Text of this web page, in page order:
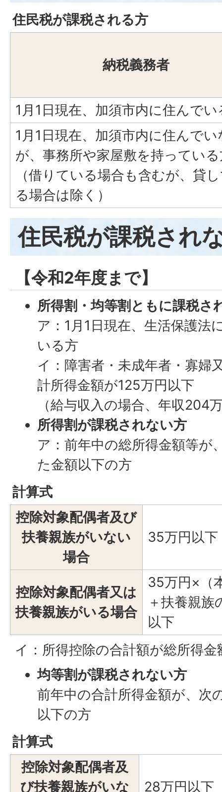
住民税が課税される方
納税義務者
1月1日現在、加須市内に住んでい
1月1日現在、加須市内に住んでい
が、事務所や家屋敷を持ってい
（借りている場合も含むが、貸
る場合は除く）
住民税が課税され
【令和2年度まで】
所得割・均等割ともに課税さ
ア：1月1日現在、生活保護法
いる方
イ：障害者・未成年者・寡婦
計所得金額が125万円以下
（給与収入の場合、年収204
所得割が課税されない方
ア：前年中の総所得金額等が
た金額以下の方
計算式
控除対象配偶者及び
扶養親族がいない
場合
35万円以下
控除対象配偶者又は
扶養親族がいる場合
35万円×（
＋扶養親族
以下
イ：所得控除の合計額が総所得
均等割が課税されない方
前年中の合計所得金額が、次
以下の方
計算式
控除対象配偶者及
び扶養親族がいな
28万円以下